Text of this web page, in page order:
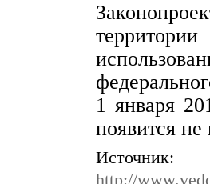
1 января
появится
Источник:
http://